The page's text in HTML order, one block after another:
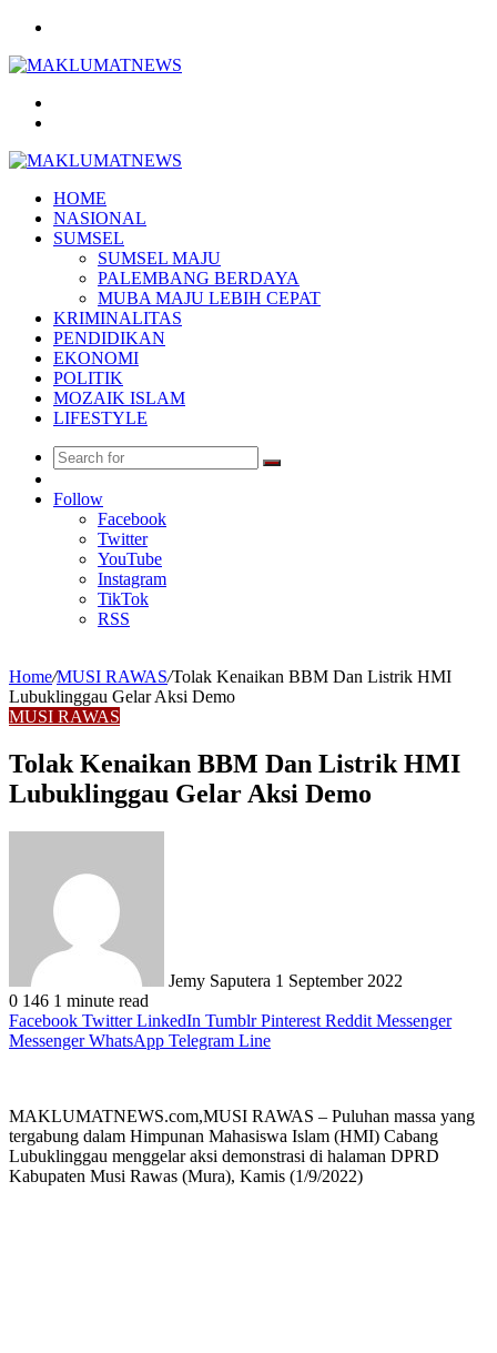
HOME
NASIONAL
SUMSEL
SUMSEL MAJU
PALEMBANG BERDAYA
MUBA MAJU LEBIH CEPAT
KRIMINALITAS
PENDIDIKAN
EKONOMI
POLITIK
MOZAIK ISLAM
LIFESTYLE
Search
Article
Follow
Facebook
Twitter
YouTube
Instagram
TikTok
RSS
Home/MUSI RAWAS/Tolak Kenaikan BBM Dan Listrik HMI
Lubuklinggau Gelar Aksi Demo
MUSI RAWAS
Tolak Kenaikan BBM Dan Listrik HMI
Lubuklinggau Gelar Aksi Demo
Jemy Saputera 1 September 2022
0 146 1 minute read
Facebook Twitter LinkedIn Tumblr Pinterest Reddit Messenger
Messenger WhatsApp Telegram Line
MAKLUMATNEWS.com,MUSI RAWAS – Puluhan massa yang
tergabung dalam Himpunan Mahasiswa Islam (HMI) Cabang
Lubuklinggau menggelar aksi demonstrasi di halaman DPRD
Kabupaten Musi Rawas (Mura), Kamis (1/9/2022)